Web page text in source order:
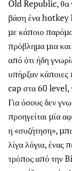
Old Republic, θα
βάση ένα hotkey
με κάποιο
πρόβλημα μια και
από ότι ήδη
υπήρξαν
cap στα 60 level,
Για όσους δεν
προηγείται μία
η «συζήτηση»,
λίγα λόγια, ένας
τρόπος από την